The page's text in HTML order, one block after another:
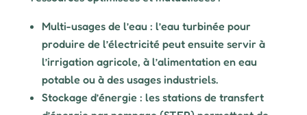
Multi-usages de l’eau : l’eau turbinée pour
produire de l’électricité peut ensuite servir à
l’irrigation agricole, à l’alimentation en eau
potable ou à des usages industriels.
Stockage d’énergie : les stations de transfert